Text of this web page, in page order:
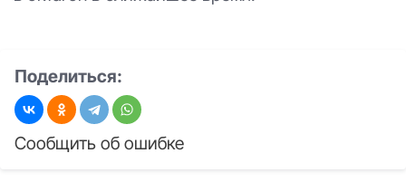
Поделиться:
Сообщить об ошибке